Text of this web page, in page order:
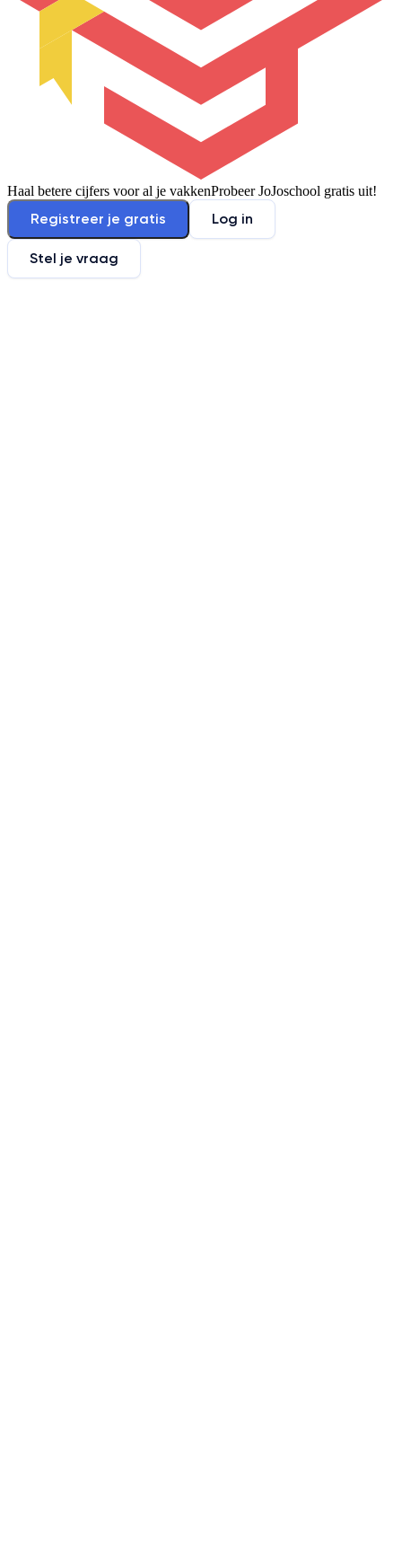
Haal betere cijfers voor al je vakkenProbeer JoJoschool gratis uit!
Registreer je gratis Log in
Stel je vraag